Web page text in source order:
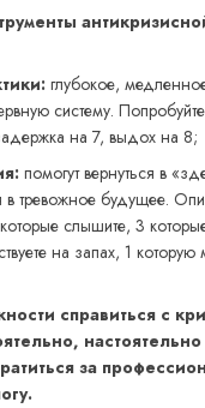
глубокое,
систему.
на 7, выдох на 8;
помогут вернуться в
в тревожное будущее.
слышите, 3 которые
на запах, 1 которую
справиться с
настоятельно
за